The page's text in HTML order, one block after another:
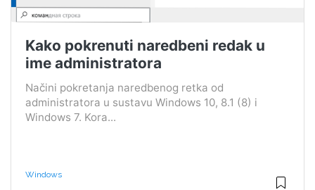
Kako pokrenuti naredbeni redak u
ime administratora
Načini pokretanja naredbenog retka od
administratora u sustavu Windows 10, 8.1 (8) i
Windows 7. Kora...
Windows